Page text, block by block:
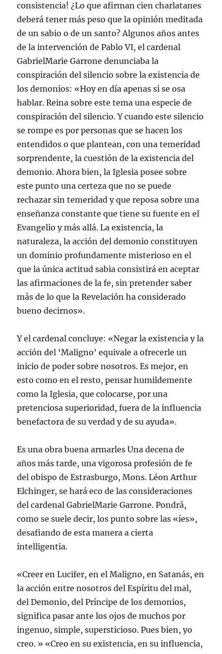
consistencia! ¿Lo que afirman cien charlatanes
deberá tener más peso que la opinión meditada
de un sabio o de un santo? Algunos años antes
de la intervención de Pablo VI, el cardenal
GabrielMarie Garrone denunciaba la
conspiración del silencio sobre la existencia de
los demonios: «Hoy en día apenas si se osa
hablar. Reina sobre este tema una especie de
conspiración del silencio. Y cuando este silencio
se rompe es por personas que se hacen los
entendidos o que plantean, con una temeridad
sorprendente, la cuestión de la existencia del
demonio. Ahora bien, la Iglesia posee sobre
este punto una certeza que no se puede
rechazar sin temeridad y que reposa sobre una
enseñanza constante que tiene su fuente en el
Evangelio y más allá. La existencia, la
naturaleza, la acción del demonio constituyen
un dominio profundamente misterioso en el
que la única actitud sabia consistirá en aceptar
las afirmaciones de la fe, sin pretender saber
más de lo que la Revelación ha considerado
bueno decirnos».
Y el cardenal concluye: «Negar la existencia y la
acción del ‘Maligno’ equivale a ofrecerle un
inicio de poder sobre nosotros. Es mejor, en
esto como en el resto, pensar humildemente
como la Iglesia, que colocarse, por una
pretenciosa superioridad, fuera de la influencia
benefactora de su verdad y de su ayuda».
Es una obra buena armarles Una decena de
años más tarde, una vigorosa profesión de fe
del obispo de Estrasburgo, Mons. Léon Arthur
Elchinger, se hará eco de las consideraciones
del cardenal GabrielMarie Garrone. Pondrá,
como se suele decir, los punto sobre las «íes»,
desafiando de esta manera a cierta
intelligentia.
«Creer en Lucifer, en el Maligno, en Satanás, en
la acción entre nosotros del Espíritu del mal,
del Demonio, del Príncipe de los demonios,
significa pasar ante los ojos de muchos por
ingenuo, simple, supersticioso. Pues bien, yo
creo. » «Creo en su existencia, en su influencia,